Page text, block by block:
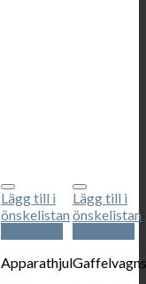
Lägg till i
önskelistan
Apparathjul
Lägg till i
önskelistan